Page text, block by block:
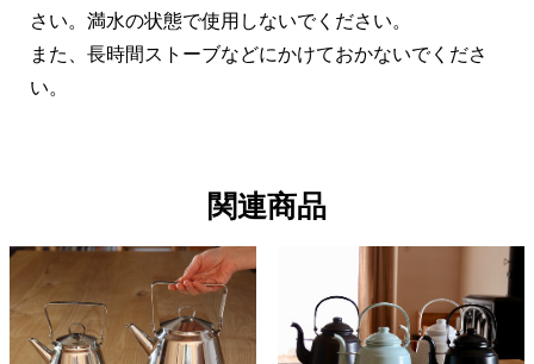
さい。満水の状態で使用しないでください。
また、長時間ストーブなどにかけておかないでくださ
い。
陶のやかんは直火専用になります。HIではお使いいた
関連商品